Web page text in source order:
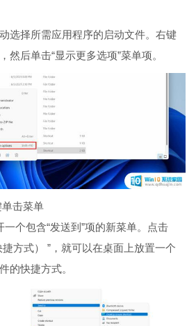
选择所需应用程序的启动文件。右键
然后单击“显示更多选项”菜单项。
击菜单
个包含“发送到”项的新菜单。点击
方式） ”，就可以在桌面上放置一个
的快捷方式。